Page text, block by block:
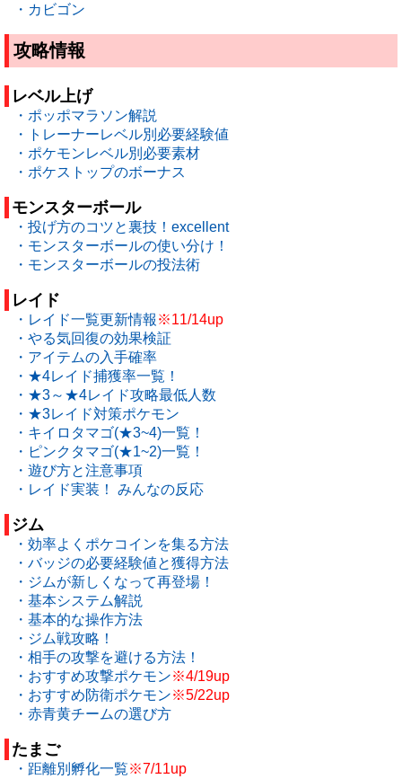
・カビゴン
攻略情報
レベル上げ
・ポッポマラソン解説
・トレーナーレベル別必要経験値
・ポケモンレベル別必要素材
・ポケストップのボーナス
モンスターボール
・投げ方のコツと裏技！excellent
・モンスターボールの使い分け！
・モンスターボールの投法術
レイド
・レイド一覧更新情報 ※11/14up
・やる気回復の効果検証
・アイテムの入手確率
・★4レイド捕獲率一覧！
・★3～★4レイド攻略最低人数
・★3レイド対策ポケモン
・キイロタマゴ(★3~4)一覧！
・ピンクタマゴ(★1~2)一覧！
・遊び方と注意事項
・レイド実装！ みんなの反応
ジム
・効率よくポケコインを集る方法
・バッジの必要経験値と獲得方法
・ジムが新しくなって再登場！
・基本システム解説
・基本的な操作方法
・ジム戦攻略！
・相手の攻撃を避ける方法！
・おすすめ攻撃ポケモン※4/19up
・おすすめ防衛ポケモン※5/22up
・赤青黄チームの選び方
たまご
・距離別孵化一覧※7/11up